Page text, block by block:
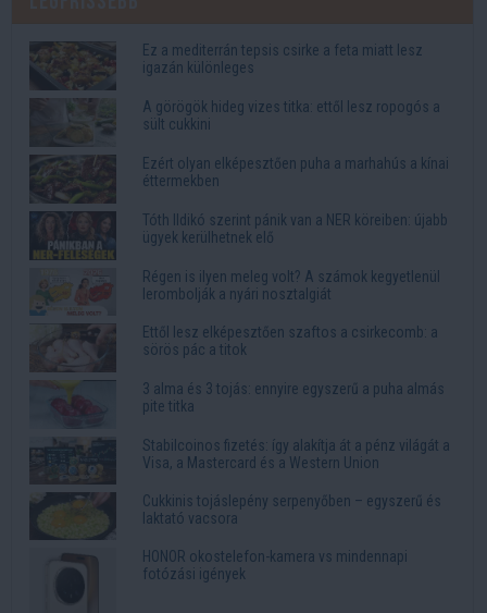
Ez a mediterrán tepsis csirke a feta miatt lesz
igazán különleges
A görögök hideg vizes titka: ettől lesz ropogós a
sült cukkini
Ezért olyan elképesztően puha a marhahús a kínai
éttermekben
Tóth Ildikó szerint pánik van a NER köreiben: újabb
ügyek kerülhetnek elő
Régen is ilyen meleg volt? A számok kegyetlenül
lerombolják a nyári nosztalgiát
Ettől lesz elképesztően szaftos a csirkecomb: a
sörös pác a titok
3 alma és 3 tojás: ennyire egyszerű a puha almás
pite titka
Stabilcoinos fizetés: így alakítja át a pénz világát a
Visa, a Mastercard és a Western Union
Cukkinis tojáslepény serpenyőben – egyszerű és
laktató vacsora
HONOR okostelefon-kamera vs mindennapi
fotózási igények